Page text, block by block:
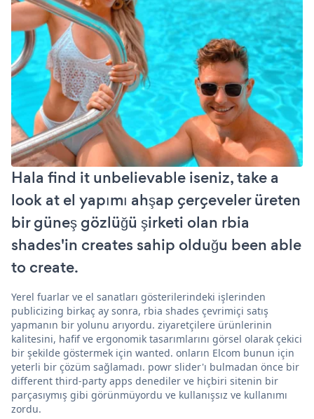
Hala find it unbelievable iseniz, take a
look at el yapımı ahşap çerçeveler üreten
bir güneş gözlüğü şirketi olan rbia
shades'in creates sahip olduğu been able
to create.
Yerel fuarlar ve el sanatları gösterilerindeki işlerinden
publicizing birkaç ay sonra, rbia shades çevrimiçi satış
yapmanın bir yolunu arıyordu. ziyaretçilere ürünlerinin
kalitesini, hafif ve ergonomik tasarımlarını görsel olarak çekici
bir şekilde göstermek için wanted. onların Elcom bunun için
yeterli bir çözüm sağlamadı. powr slider'ı bulmadan önce bir
different third-party apps denediler ve hiçbiri sitenin bir
parçasıymış gibi görünmüyordu ve kullanışsız ve kullanımı
zordu.